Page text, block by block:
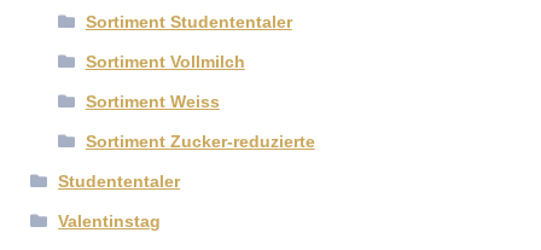
Sortiment Studententaler
Sortiment Vollmilch
Sortiment Weiss
Sortiment Zucker-reduzierte
Studententaler
Valentinstag